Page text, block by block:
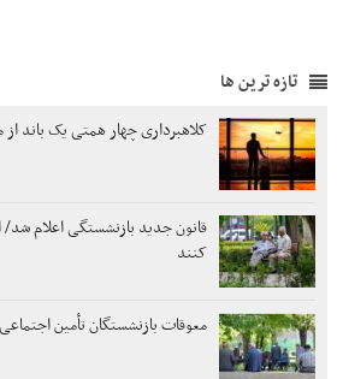
تازه ترین ها
کلاهبرداری چهار همتی یک باند
کنند
معوقات بازنشستگان تأمین